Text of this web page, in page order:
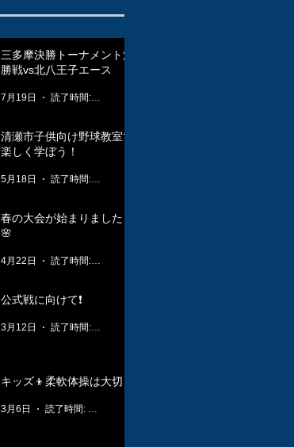
三多摩決勝トーナメント決
勝戦vs北八王子エース
7月19日
清瀬市子供向け野球教室で
楽しく学ぼう！
5月18日
春の大会が始まりました！
🌸
4月22日
公式戦に向けて❗️
3月12日
キッズ👦柔軟体操は大切🤸
3月6日